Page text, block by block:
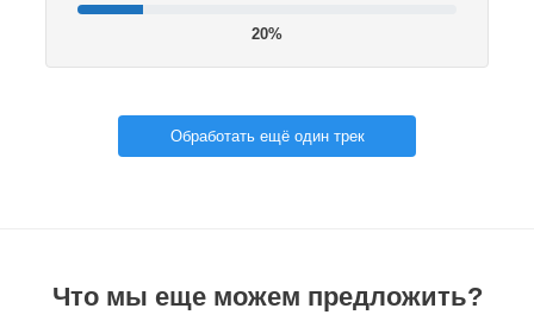
20%
Обработать ещё один трек
Что мы еще можем предложить?